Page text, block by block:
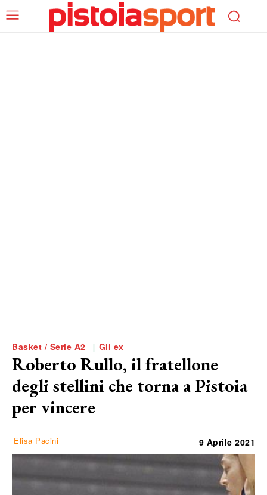
Basket / Serie A2 Gli ex
Roberto Rullo, il fratellone
degli stellini che torna a Pistoia
per vincere
Elisa Pacini 9 Aprile 2021